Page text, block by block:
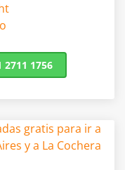
2711 1756